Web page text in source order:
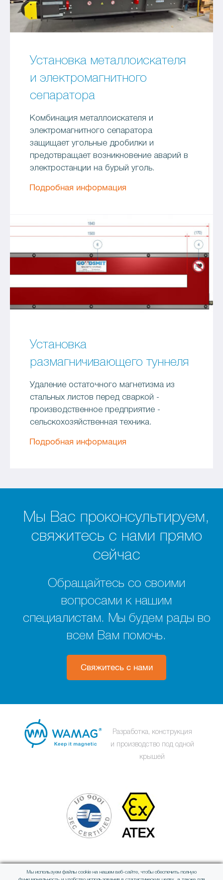
Установка металлоискателя
и электромагнитного
сепаратора
Комбинация металлоискателя и
электромагнитного сепаратора
защищает угольные дробилки и
предотвращает возникновение аварий в
электростанции на бурый уголь.
Подробная информация
Установка
размагничивающего туннеля
Удаление остаточного магнетизма из
стальных листов перед сваркой -
производственное предприятие -
сельскохозяйственная техника.
Подробная информация
Мы Вас проконсультируем,
свяжитесь с нами прямо
сейчас
Обращайтесь со своими
вопросами к нашим
специалистам. Мы будем рады во
всем Вам помочь.
Свяжитесь с нами
Разработка, конструкция
и производство под одной
крышей
Мы используем файлы cookie на нашем веб-сайте, чтобы обеспечить полную